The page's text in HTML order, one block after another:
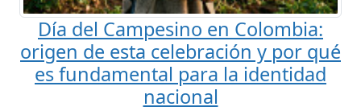
Día del Campesino en Colombia:
origen de esta celebración y por qué
es fundamental para la identidad
nacional